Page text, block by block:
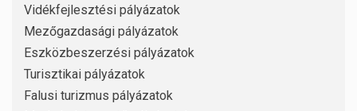
Vidékfejlesztési pályázatok
Mezőgazdasági pályázatok
Eszközbeszerzési pályázatok
Turisztikai pályázatok
Falusi turizmus pályázatok